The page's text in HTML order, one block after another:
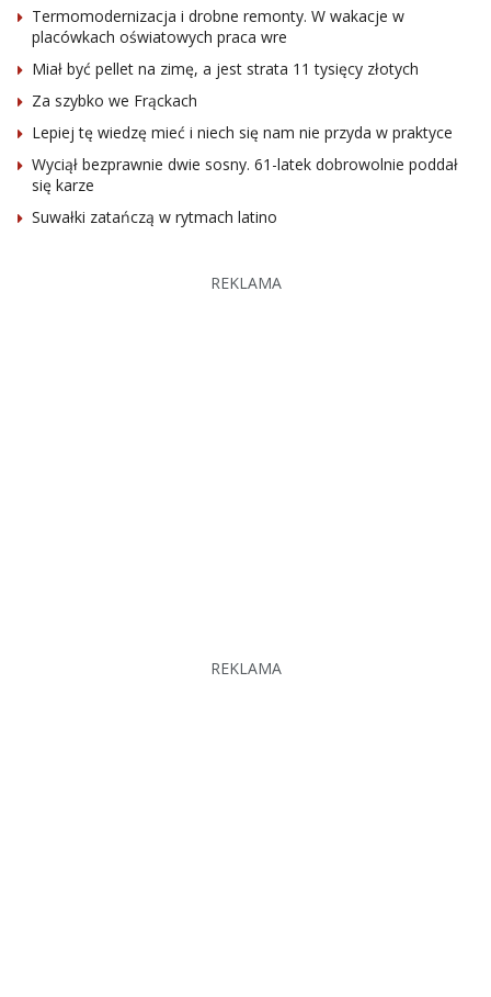
Termomodernizacja i drobne remonty. W wakacje w
placówkach oświatowych praca wre
Miał być pellet na zimę, a jest strata 11 tysięcy złotych
Za szybko we Frąckach
Lepiej tę wiedzę mieć i niech się nam nie przyda w praktyce
Wyciął bezprawnie dwie sosny. 61-latek dobrowolnie poddał
się karze
Suwałki zatańczą w rytmach latino
REKLAMA
REKLAMA